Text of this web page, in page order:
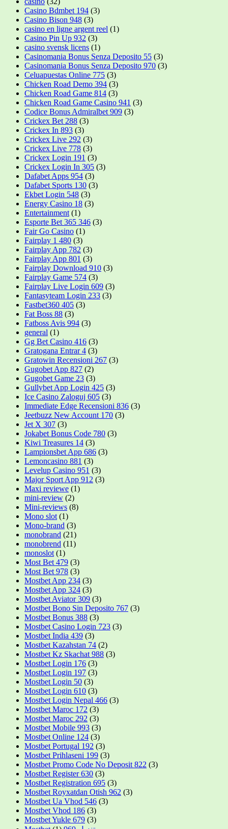
Casino Bdmbet 194 (3)
Casino Bison 948 (3)
casino en ligne argent reel (1)
Casino Pin Up 932 (3)
casino svensk licens (1)
Casinomania Bonus Senza Deposito 55 (3)
Casinomania Bonus Senza Deposito 970 (3)
Celuapuestas Online 775 (3)
Chicken Road Demo 394 (3)
Chicken Road Game 814 (3)
Chicken Road Game Casino 941 (3)
Codice Bonus Admiralbet 909 (3)
Crickex Bet 288 (3)
Crickex In 893 (3)
Crickex Live 292 (3)
Crickex Live 778 (3)
Crickex Login 191 (3)
Crickex Login In 305 (3)
Dafabet Apps 954 (3)
Dafabet Sports 130 (3)
Ekbet Login 548 (3)
Energy Casino 18 (3)
Entertainment (1)
Esporte Bet 365 346 (3)
Fair Go Casino (1)
Fairplay 1 480 (3)
Fairplay App 782 (3)
Fairplay App 801 (3)
Fairplay Download 910 (3)
Fairplay Game 574 (3)
Fairplay Live Login 609 (3)
Fantasyteam Login 233 (3)
Fastbet360 405 (3)
Fat Boss 88 (3)
Fatboss Avis 994 (3)
general (1)
Gg Bet Casino 416 (3)
Gratogana Entrar 4 (3)
Gratowin Recensioni 267 (3)
Gugobet App 827 (2)
Gugobet Game 23 (3)
Gullybet App Login 425 (3)
Ice Casino Zaloguj 605 (3)
Immediate Edge Recensioni 836 (3)
Jeetbuzz New Account 170 (3)
Jet X 307 (3)
Jokabet Bonus Code 780 (3)
Kiwi Treasures 14 (3)
Lampionsbet App 686 (3)
Lemoncasino 881 (3)
Levelup Casino 951 (3)
Major Sport App 912 (3)
Maxi reviewe (1)
mini-review (2)
Mini-reviews (8)
Mono slot (1)
Mono-brand (3)
monobrand (21)
monobrend (11)
monoslot (1)
Most Bet 479 (3)
Most Bet 978 (3)
Mostbet App 234 (3)
Mostbet App 324 (3)
Mostbet Aviator 309 (3)
Mostbet Bono Sin Deposito 767 (3)
Mostbet Bonus 388 (3)
Mostbet Casino Login 723 (3)
Mostbet India 439 (3)
Mostbet Kazahstan 74 (2)
Mostbet Kz Skachat 988 (3)
Mostbet Login 176 (3)
Mostbet Login 197 (3)
Mostbet Login 50 (3)
Mostbet Login 610 (3)
Mostbet Login Nepal 466 (3)
Mostbet Maroc 172 (3)
Mostbet Maroc 292 (3)
Mostbet Mobile 993 (3)
Mostbet Online 124 (3)
Mostbet Portugal 192 (3)
Mostbet Prihlaseni 199 (3)
Mostbet Promo Code No Deposit 822 (3)
Mostbet Register 630 (3)
Mostbet Registration 695 (3)
Mostbet Royxatdan Otish 962 (3)
Mostbet Ua Vhod 546 (3)
Mostbet Vhod 186 (3)
Mostbet Yukle 679 (3)